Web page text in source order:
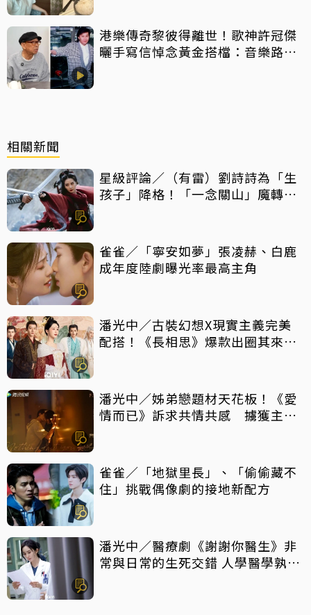
港樂傳奇黎彼得離世！歌神許冠傑
曬手寫信悼念黃金搭檔：音樂路上
相關新聞
星級評論／（有雷）劉詩詩為「生
孩子」降格！「一念關山」魔轉成
雀雀／「寧安如夢」張凌赫、白鹿
成年度陸劇曝光率最高主角
潘光中／古裝幻想X現實主義完美
配搭！《長相思》爆款出圈其來有
潘光中／姊弟戀題材天花板！《愛
情而已》訴求共情共感 擄獲主力
雀雀／「地獄里長」、「偷偷藏不
住」挑戰偶像劇的接地新配方
潘光中／醫療劇《謝謝你醫生》非
常與日常的生死交錯 人學醫學孰輕